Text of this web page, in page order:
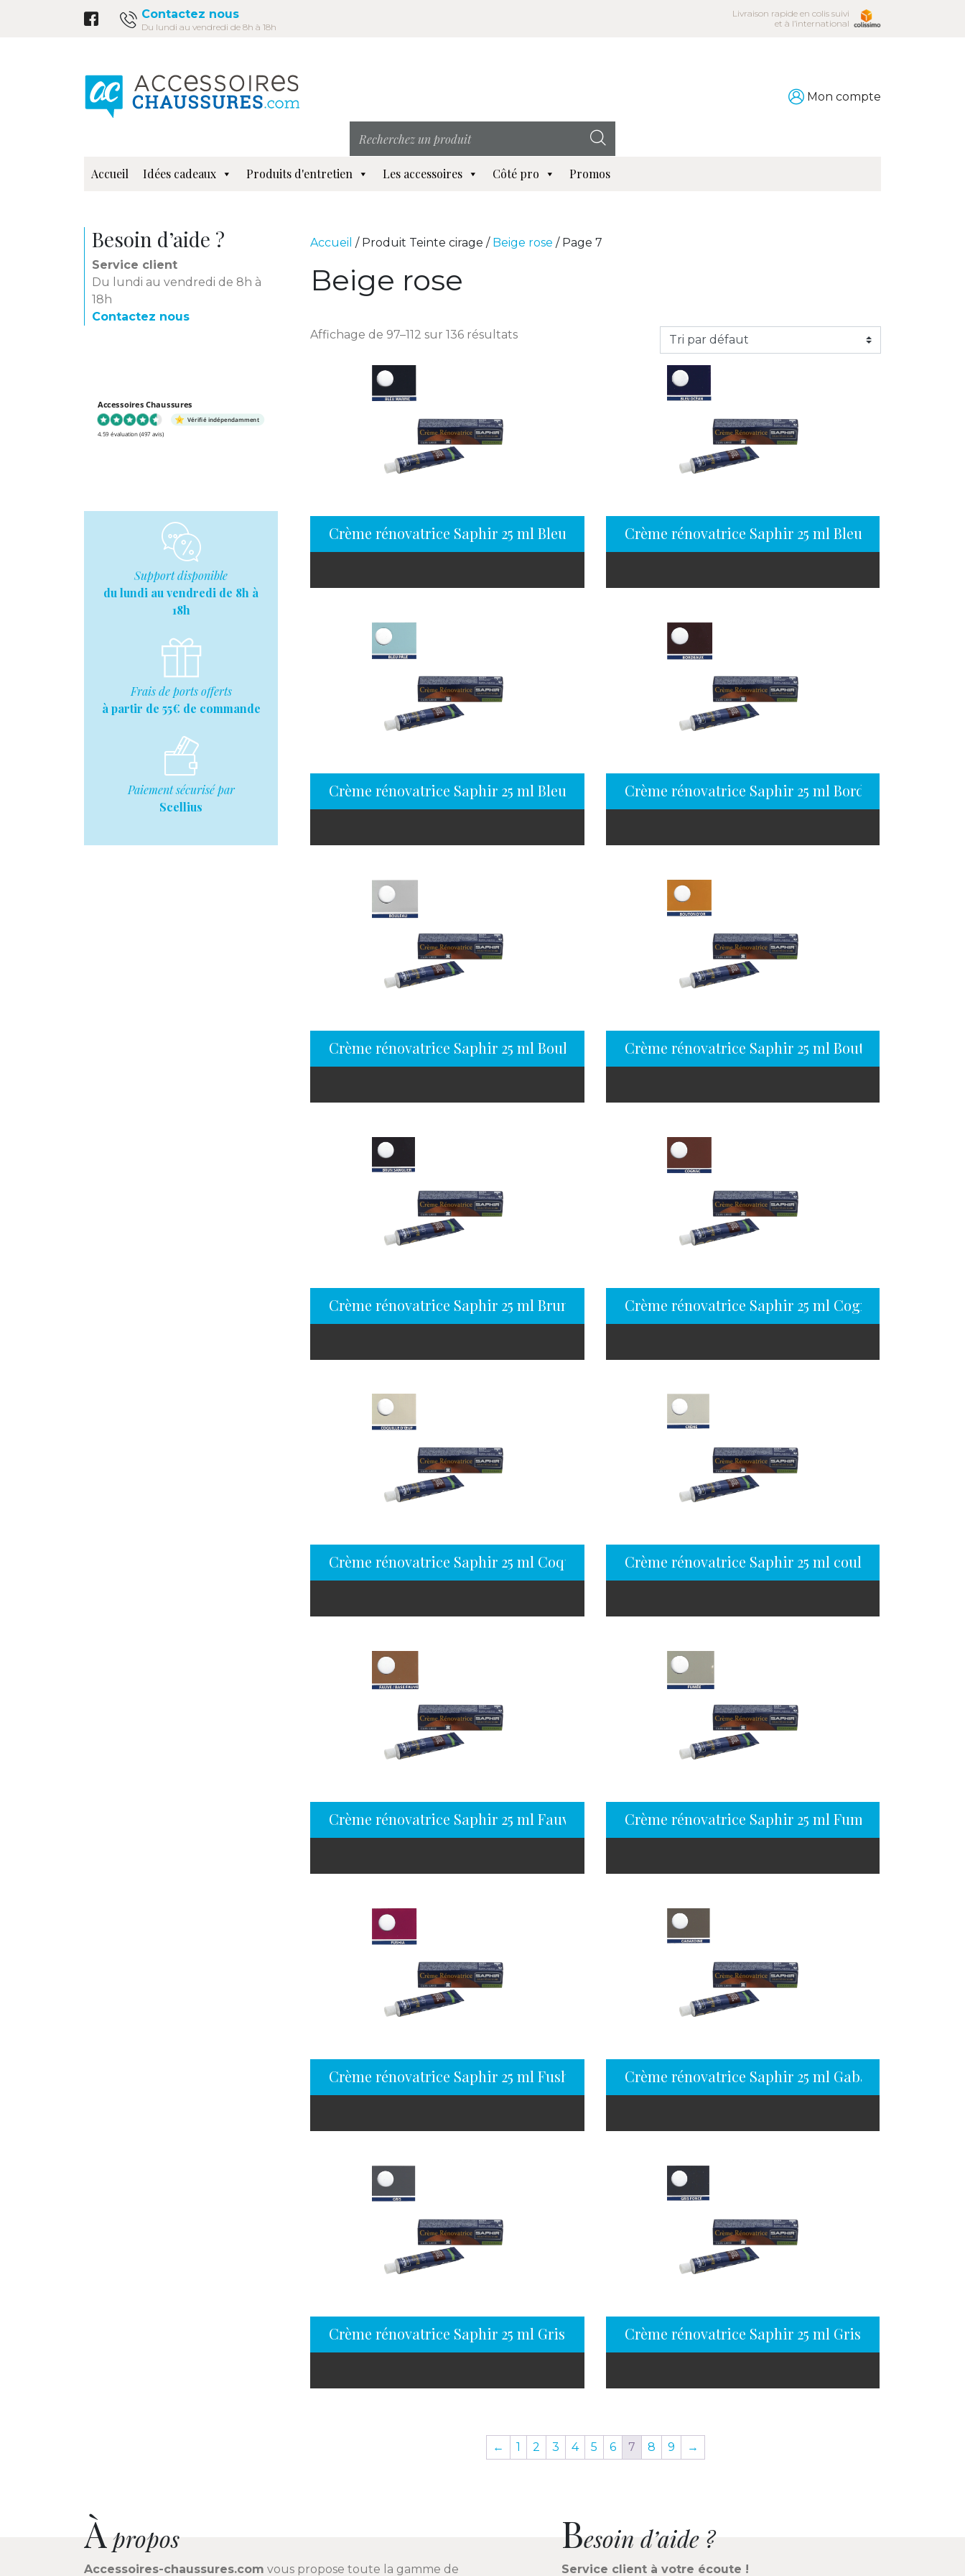
Contactez nous
Du lundi au vendredi de 8h à 18h
Livraison rapide en colis suivi
et à l’international
Mon compte
Accueil Idées cadeaux Produits d'entretien Les accessoires Côté pro Promos
Besoin d’aide ?
Service client
Du lundi au vendredi de 8h à
18h
Contactez nous
Accessoires Chaussures
Vérifié indépendamment
4.59 évaluation (497 avis)
Support disponible
du lundi au vendredi de 8h à
18h
Frais de ports offerts
à partir de 55€ de commande
Paiement sécurisé par
Scellius
Accueil / Produit Teinte cirage / Beige rose / Page 7
Beige rose
Affichage de 97–112 sur 136 résultats
Crème rénovatrice Saphir 25 ml Bleu marine Crème rénovatrice Saphir 25 ml Bleu océan
Crème rénovatrice Saphir 25 ml Bleu pâle Crème rénovatrice Saphir 25 ml Bordeaux
Crème rénovatrice Saphir 25 ml Bouleau Crème rénovatrice Saphir 25 ml Bouton d’or
Crème rénovatrice Saphir 25 ml Brun sanglierCrème rénovatrice Saphir 25 ml Cognac
Crème rénovatrice Saphir 25 ml Coquille d’oeufCrème rénovatrice Saphir 25 ml couleur Crème
Crème rénovatrice Saphir 25 ml Fauve Crème rénovatrice Saphir 25 ml Fumée
Crème rénovatrice Saphir 25 ml Fushia Crème rénovatrice Saphir 25 ml Gabardine
Crème rénovatrice Saphir 25 ml Gris Crème rénovatrice Saphir 25 ml Gris foncé
← 1 2 3 4 5 6 7 8 9 →
Àpropos
Accessoires-chaussures.com vous propose toute la gamme de
Besoin d’aide ?
Service client à votre écoute !